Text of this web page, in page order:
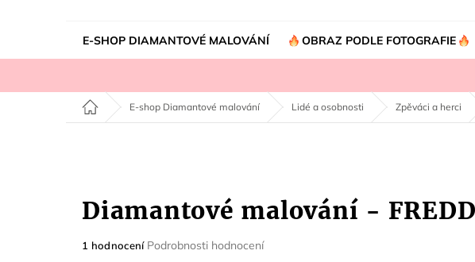
E-SHOP DIAMANTOVÉ MALOVÁNÍ OBRAZ PODLE FOTOGRAFIE
Domů E-shop Diamantové malování Lidé a osobnosti Zpěváci a herci
Diamantové malování -
Průměrné
1 hodnocení Podrobnosti hodnocení